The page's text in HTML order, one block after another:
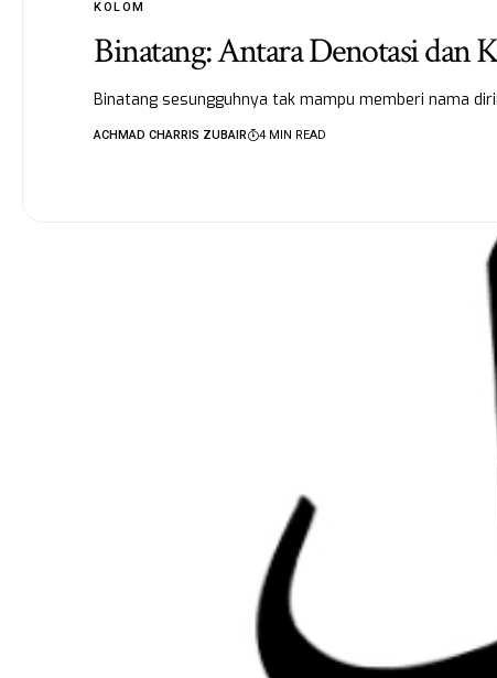
KOLOM
Binatang: Antara Denotasi dan
Binatang sesungguhnya tak mampu memberi nama
ACHMAD CHARRIS ZUBAIR 4 MIN READ